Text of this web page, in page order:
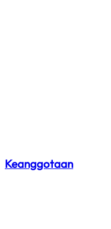
Keanggotaan